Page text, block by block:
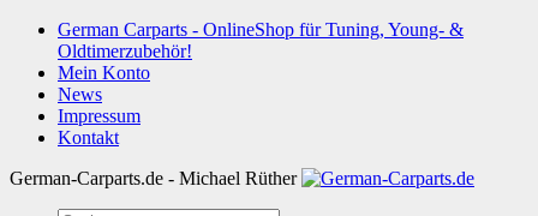
German Carparts - OnlineShop für Tuning, Young- &
Oldtimerzubehör!
Mein Konto
News
Impressum
Kontakt
German-Carparts.de - Michael Rüther